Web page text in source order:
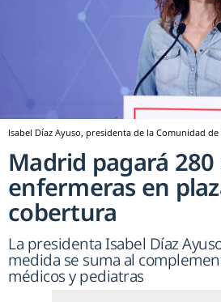
Isabel Díaz Ayuso, presidenta de la Comunidad
Madrid pagará
enfermeras en
cobertura
La presidenta Isabel Díaz
medida se suma al
médicos y pediatras